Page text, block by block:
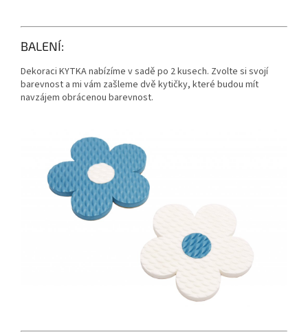
BALENÍ:
Dekoraci KYTKA nabízíme v sadě po 2 kusech. Zvolte si svojí
barevnost a mi vám zašleme dvě kytičky, které budou mít
navzájem obrácenou barevnost.